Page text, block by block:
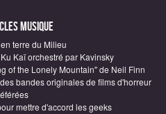
Musique
terre du Milieu
Kaï orchestré par Kavinsky
of the Lonely Mountain" de Neil Finn
bandes originales de films d'horreur
mettre d'accord les geeks